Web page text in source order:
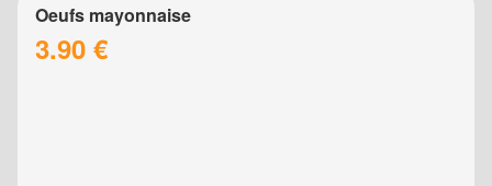
Oeufs mayonnaise
3.90 €